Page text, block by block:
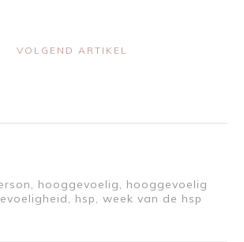
VOLGEND ARTIKEL
hooggevoelig, hooggevoelig
hsp, week van de hsp